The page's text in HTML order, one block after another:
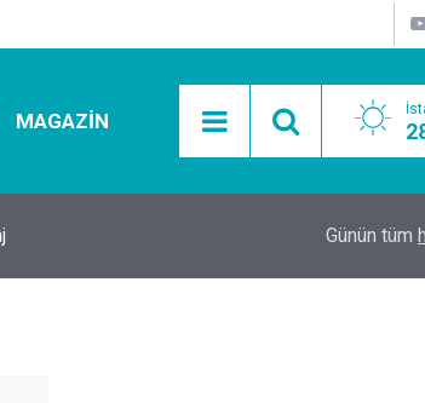
MAGAZIN
En İyi 5 TuzlaGünün tüm